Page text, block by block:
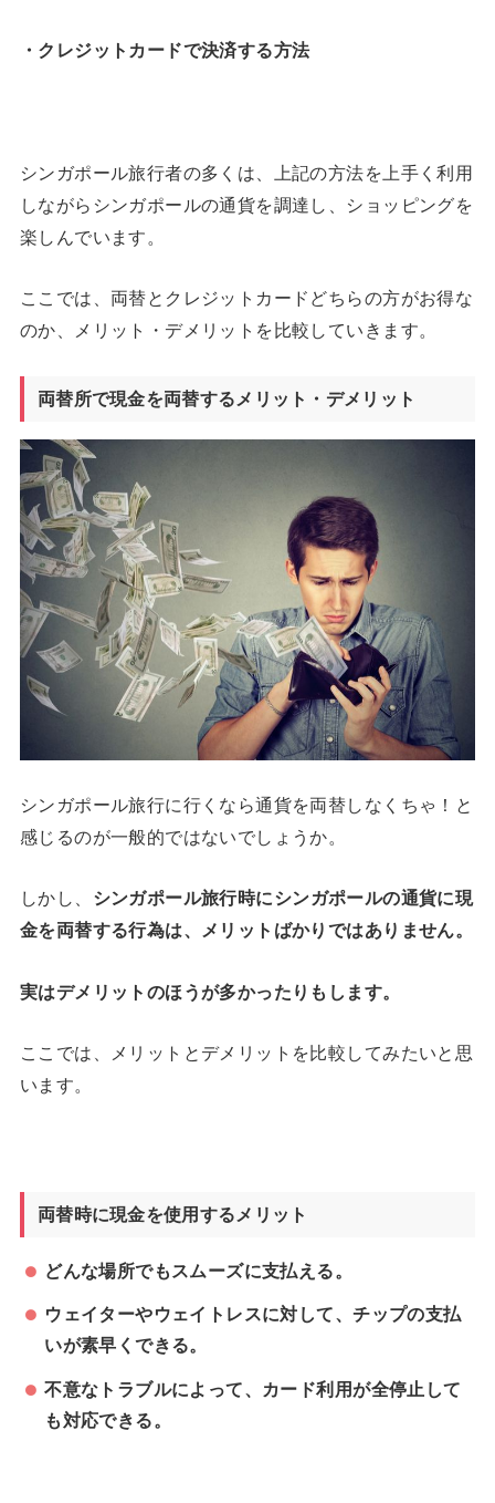
・クレジットカードで決済する方法
シンガポール旅行者の多くは、上記の方法を上手く利用
しながらシンガポールの通貨を調達し、ショッピングを
楽しんでいます。
ここでは、両替とクレジットカードどちらの方がお得な
のか、メリット・デメリットを比較していきます。
両替所で現金を両替するメリット・デメリット
シンガポール旅行に行くなら通貨を両替しなくちゃ！と
感じるのが一般的ではないでしょうか。
しかし、 シンガポール旅行時にシンガポールの通貨に現
金を両替する行為は、メリットばかりではありません。
実はデメリットのほうが多かったりもします。
ここでは、メリットとデメリットを比較してみたいと思
います。
両替時に現金を使用するメリット
どんな場所でもスムーズに支払える。
ウェイターやウェイトレスに対して、チップの支払
いが素早くできる。
不意なトラブルによって、カード利用が全停止して
も対応できる。